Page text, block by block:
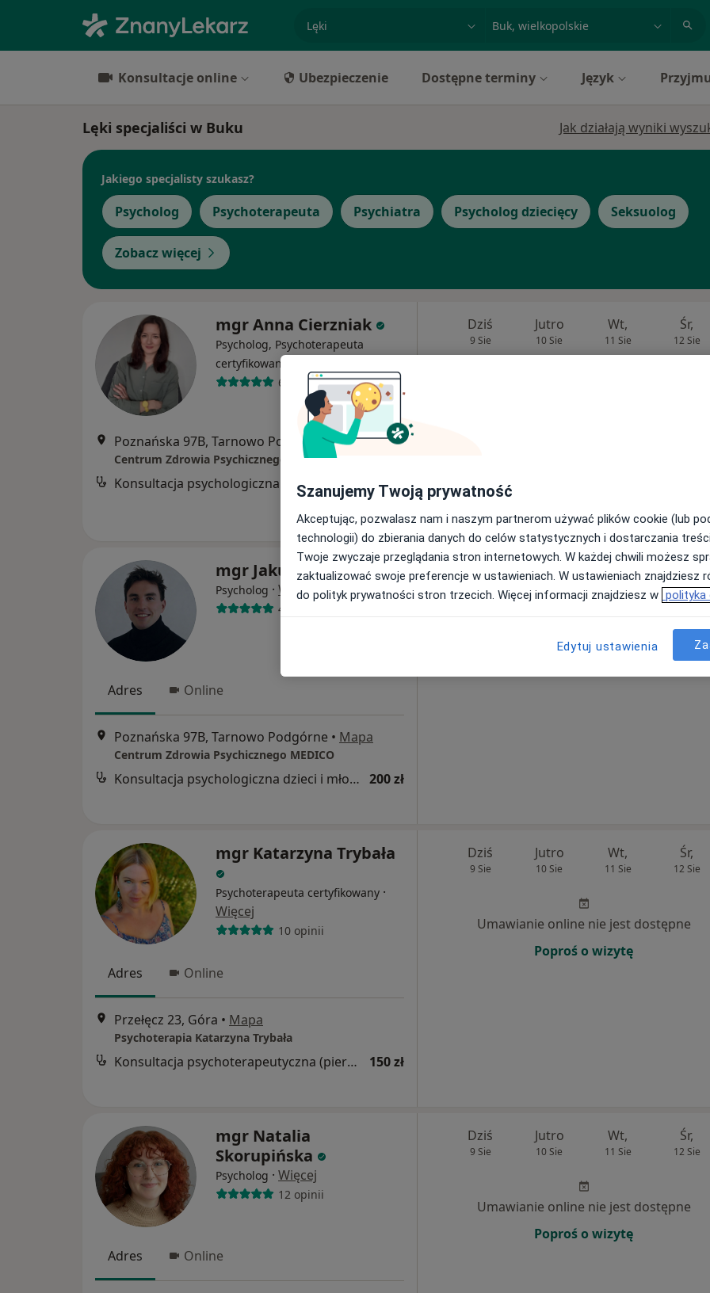
Konsultacje online Ubezpieczenie Dostępne terminy Język
Lęki specjaliści w Buku Jak działają wyniki
Jakiego specjalisty szukasz?
Psycholog Psychoterapeuta Psychiatra Psycholog dziecięcy Seksuolog
Zobacz więcej
mgr Anna Cierzniak
Psycholog, Psychoterapeuta
certyfikowany
6 opinii
Poznańska 97B, Tarnowo Podgórne•Mapa
Centrum Zdrowia Psychicznego MEDICO
Konsultacja psychologiczna 200 zł
Dziś
9 Sie
Jutro
10 Sie
Wt,
11 Sie
Śr,
12 Sie
mgr Jakub Czurczak
Psycholog · Więcej
42 opinie
Adres Online
Poznańska 97B, Tarnowo Podgórne • Mapa
Centrum Zdrowia Psychicznego MEDICO
Konsultacja psychologiczna dzieci i młodzieży 200 zł
Dziś Jutro Wt, Śr,
12 Sie
Umawianie online nie jest dostępne
mgr Katarzyna Trybała
Psychoterapeuta certyfikowany ·
Więcej
10 opinii
Adres Online
Przełęcz 23, Góra • Mapa
Psychoterapia Katarzyna Trybała
Konsultacja psychoterapeutyczna (pierwsza wizyta) 150 zł
Dziś
9 Sie
Jutro
10 Sie
Wt,
11 Sie
Śr,
12 Sie
Umawianie online nie jest dostępne
Poproś o wizytę
mgr Natalia
Skorupińska
Psycholog · Więcej
12 opinii
Adres Online
Dziś
9 Sie
Jutro
10 Sie
Wt,
11 Sie
Śr,
12 Sie
Umawianie online nie jest dostępne
Poproś o wizytę
Szanujemy Twoją prywatność
Akceptując, pozwalasz nam i naszym partnerom używać plików cookie (lub
technologii) do zbierania danych do celów statystycznych i dostarczania
Twoje zwyczaje przeglądania stron internetowych. W każdej chwili możesz
zaktualizować swoje preferencje w ustawieniach. W ustawieniach znajdziesz
do polityk prywatności stron trzecich. Więcej informacji znajdziesz w polityka
Edytuj ustawienia